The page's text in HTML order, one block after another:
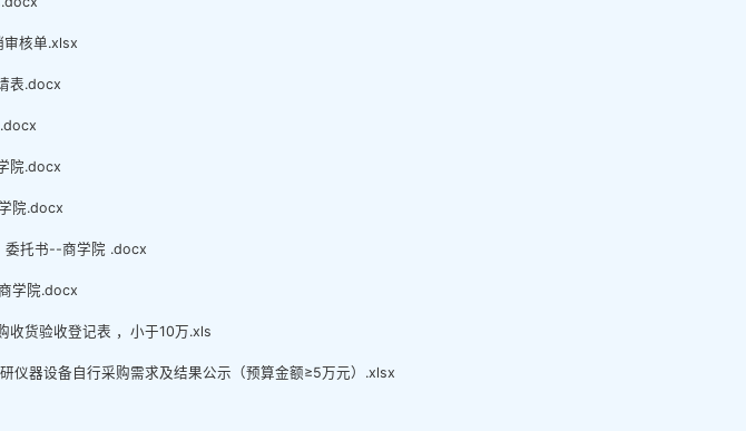
审核单.xlsx
表.docx
院.docx
院.docx
委托书--商学院 .docx
学院.docx
收货验收登记表 ，小于10万.xls
仪器设备自行采购需求及结果公示（预算金额≥5万元）.xlsx